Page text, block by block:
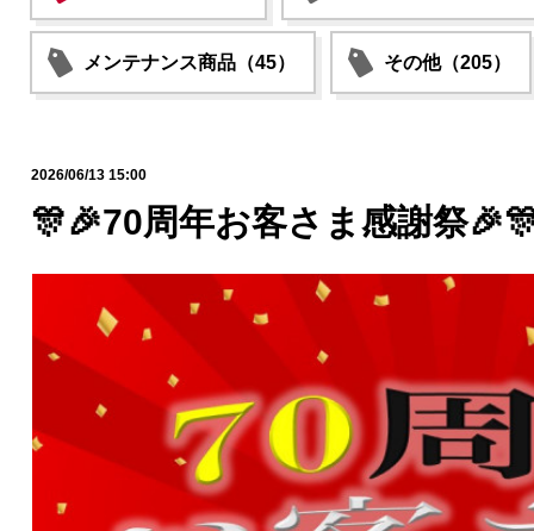
メンテナンス商品（45） その他（205）
2026/06/13 15:00
🎊🎉70周年お客さま感謝祭